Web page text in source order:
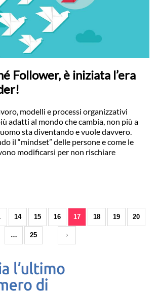
Follower, è iniziata l’era
modelli e processi organizzativi
adatti al mondo che cambia, non più a
sta diventando e vuole davvero.
il “mindset” delle persone e come le
modificarsi per non rischiare
14 15 16 17 18 19 20
… 25